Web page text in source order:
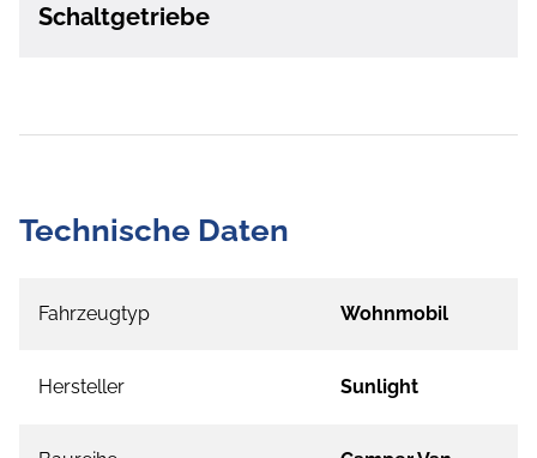
Schaltgetriebe
Technische Daten
Fahrzeugtyp Wohnmobil
Hersteller Sunlight